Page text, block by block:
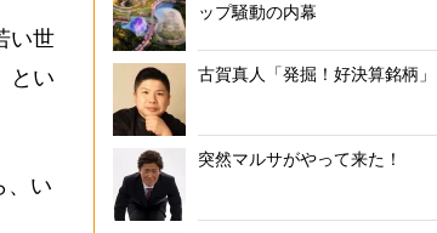
い世
とい
、い
ップ騒動の内幕
古賀真人「発掘！好決算銘柄」
突然マルサがやって来た！